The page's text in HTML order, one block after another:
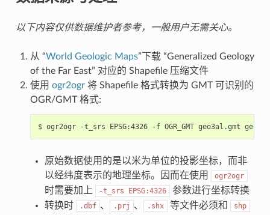
以下内容仅供数据维护者参考，一般用户无需关心。
从 “World Geologic Maps”下载 “Generalized Geology
of the Far East” 对应的 Shapefile 压缩文件
使用 ogr2ogr将 Shapefile 格式转换为 GMT 可识别的
OGR/GMT 格式:
原始数据使用的是以米为单位的投影坐标，而非
以经纬度表示的地理坐标。因而在使用
ogr2ogr
时需要加上 -t_srs EPSG:4326
参数进行坐标转换
转换时
.dbf 、 .prj 、 .shx 等文件必须和 shp